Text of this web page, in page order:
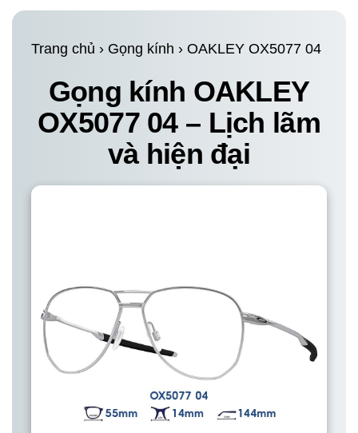
Trang chủ › Gọng kính › OAKLEY OX5077 04
Gọng kính OAKLEY
OX5077 04 – Lịch lãm
và hiện đại